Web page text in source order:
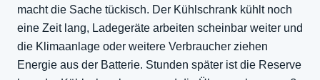
macht die Sache tückisch. Der Kühlschrank kühlt noch
eine Zeit lang, Ladegeräte arbeiten scheinbar weiter und
die Klimaanlage oder weitere Verbraucher ziehen
Energie aus der Batterie. Stunden später ist die Reserve